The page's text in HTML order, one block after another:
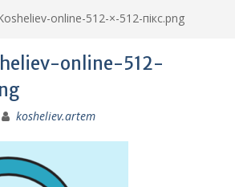
online-512-×-512-пікс.png
online-512-
kosheliev.artem